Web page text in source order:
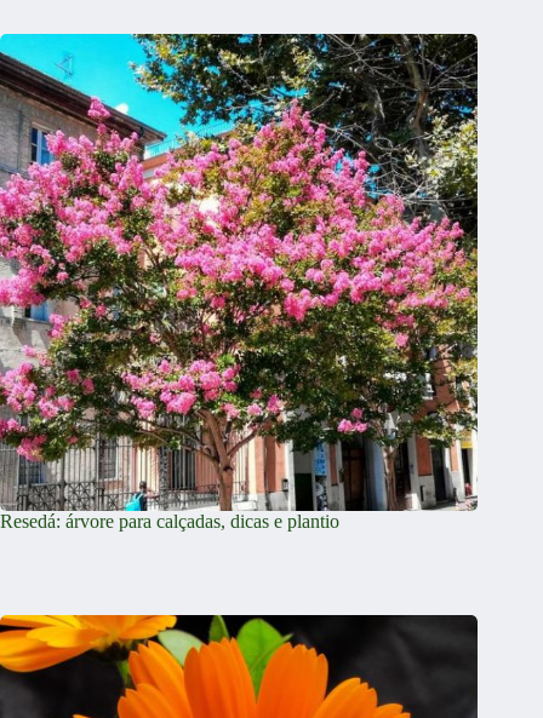
Resedá: árvore para calçadas, dicas e plantio